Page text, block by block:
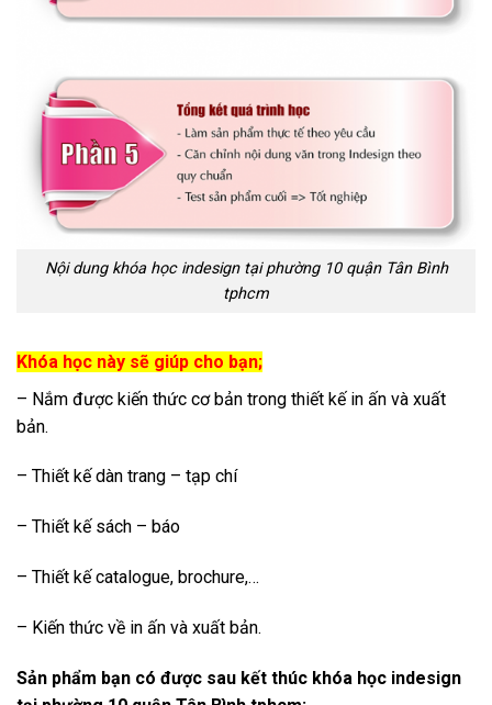
Nội dung khóa học indesign tại phường 10 quận Tân Bình
tphcm
Khóa học này sẽ giúp cho bạn;
– Nắm được kiến thức cơ bản trong thiết kế in ấn và xuất
bản.
– Thiết kế dàn trang – tạp chí
– Thiết kế sách – báo
– Thiết kế catalogue, brochure,…
– Kiến thức về in ấn và xuất bản.
Sản phẩm bạn có được sau kết thúc khóa học indesign